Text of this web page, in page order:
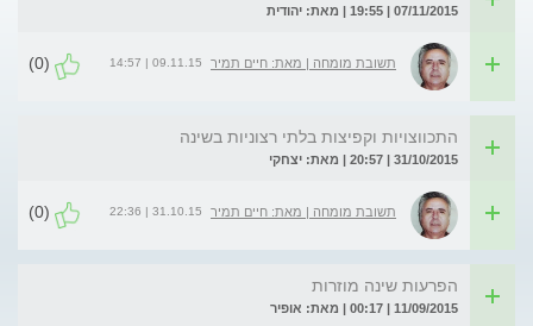
07/11/2015 | 19:55 | מאת: יהודית
תשובת מומחה | מאת: חיים תמיר 09.11.15 | 14:57
(0)
התכווצויות וקפיצות בלתי רצוניות בשינה
31/10/2015 | 20:57 | מאת: יצחקי
תשובת מומחה | מאת: חיים תמיר 31.10.15 | 22:36
(0)
הפרעות שינה מוזרות
11/09/2015 | 00:17 | מאת: אופיר